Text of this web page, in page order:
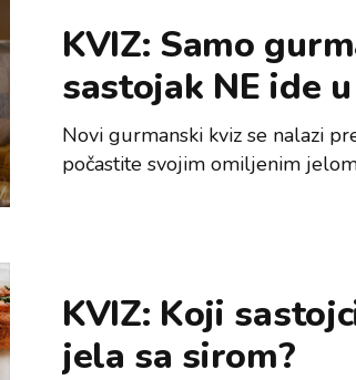
KVIZ: Samo
sastojak NE ide
Novi gurmanski kviz se nalazi
počastite svojim omiljenim
KVIZ: Koji
jela sa sirom?